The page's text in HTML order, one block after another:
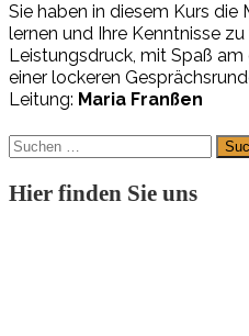
Sie haben in diesem Kurs die
lernen und hre Kenntnisse zu
Leistungsdruck, mit Spaß am
einer lockeren Gesprächs
Leitung: Maria Franßen
Suchen
Hier finden Sie uns